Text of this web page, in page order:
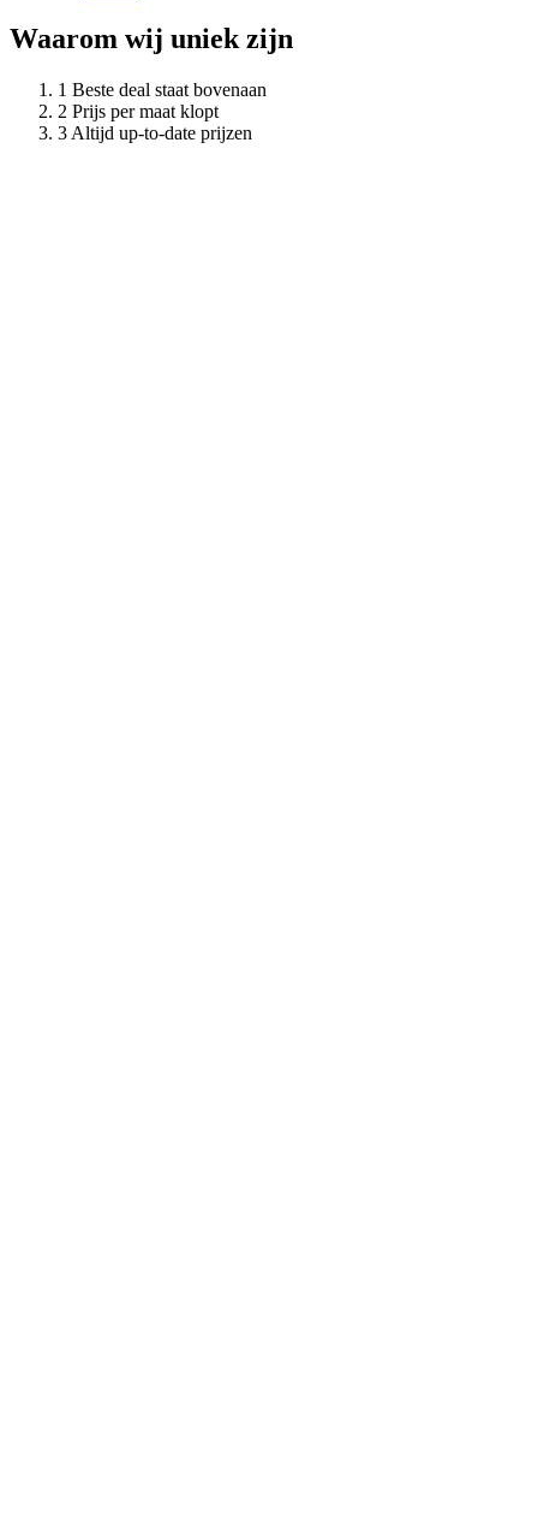
Waarom wij uniek zijn
Beste deal staat bovenaan
Prijs per maat klopt
Altijd up-to-date prijzen